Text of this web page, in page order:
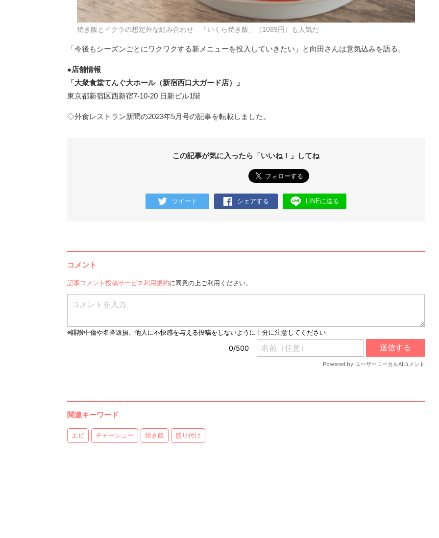
焼き飯とイクラの想定外な組み合わせ 「いくら焼き飯」（1089円）も人気だ
「今後もシーズンごとにワクワクする新メニューを投入していきたい」と向田さんは意気込みを語る。
●店舗情報
「大衆食堂てんぐ大ホール（新宿西口大ガード店）」
東京都新宿区西新宿7-10-20 日新ビル1階
◇外食レストラン新聞の2023年5月号の記事を転載しました。
この記事が気に入ったら「いいね！」してね
ツイート シェアする LINEに送る
コメント
記事コメント投稿サービス利用規約に同意の上ご利用ください。
関連キーワード
エビ チャーシュー 焼き飯 盛り付け